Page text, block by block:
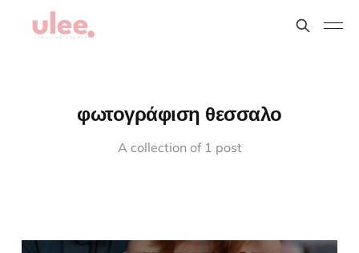
φωτογράφιση θεσσαλο
A collection of 1 post